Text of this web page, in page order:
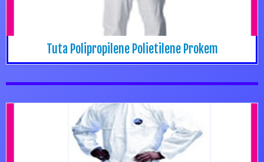
Tuta Polipropilene Polietilene Prokem